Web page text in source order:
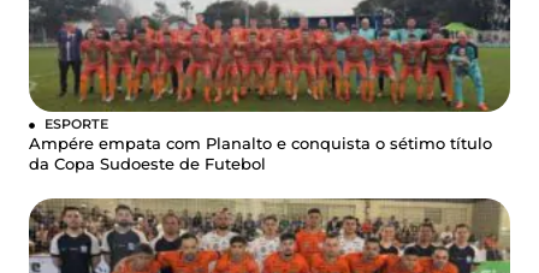
ESPORTE
Ampére empata com Planalto e conquista o sétimo título
da Copa Sudoeste de Futebol